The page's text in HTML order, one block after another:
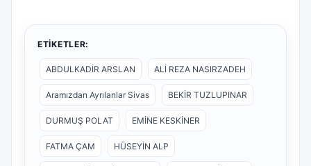
ETIKETLER:
ABDULKADİR ARSLAN ALİ REZA NASIRZADEH
Aramızdan Ayrılanlar Sivas BEKİR TUZLUPINAR
DURMUŞ POLAT EMİNE KESKİNER
FATMA ÇAM HÜSEYİN ALP